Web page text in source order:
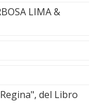
LIMA &
del Libro